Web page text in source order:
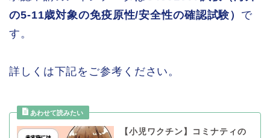
の5-11歳対象の免疫原性/安全性の確認試験） で
す。
詳しくは下記をご参考ください。
【小児ワクチン】コミナティの